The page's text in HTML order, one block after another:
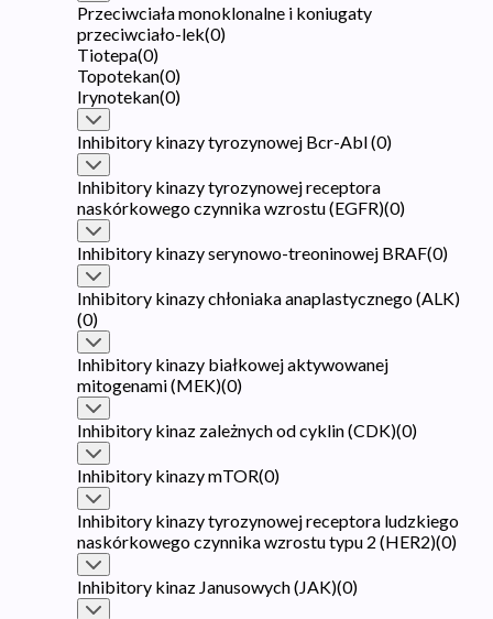
Przeciwciała monoklonalne i koniugaty
przeciwciało-lek(0)
Tiotepa(0)
Topotekan(0)
Irynotekan(0)
Inhibitory kinazy tyrozynowej Bcr-Abl(0)
Inhibitory kinazy tyrozynowej receptora
naskórkowego czynnika wzrostu (EGFR)(0)
Inhibitory kinazy serynowo-treoninowej BRAF(0)
Inhibitory kinazy chłoniaka anaplastycznego (ALK)
(0)
Inhibitory kinazy białkowej aktywowanej
mitogenami (MEK)(0)
Inhibitory kinaz zależnych od cyklin (CDK)(0)
Inhibitory kinazy mTOR(0)
Inhibitory kinazy tyrozynowej receptora ludzkiego
naskórkowego czynnika wzrostu typu 2 (HER2)(0)
Inhibitory kinaz Janusowych (JAK)(0)